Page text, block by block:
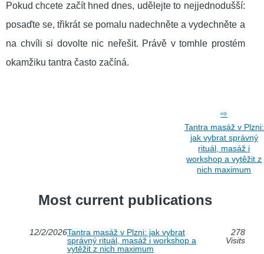
Pokud chcete začít hned dnes, udělejte to nejjednodušší:
posaďte se, třikrát se pomalu nadechněte a vydechněte a
na chvíli si dovolte nic neřešit. Právě v tomhle prostém
okamžiku tantra často začíná.
Tantra masáž v Plzni:
jak vybrat správný
rituál, masáž i
workshop a vytěžit z
nich maximum
Most current publications
12/2/2026Tantra masáž v Plzni: jak vybrat
správný rituál, masáž i workshop a
vytěžit z nich maximum
278
Visits